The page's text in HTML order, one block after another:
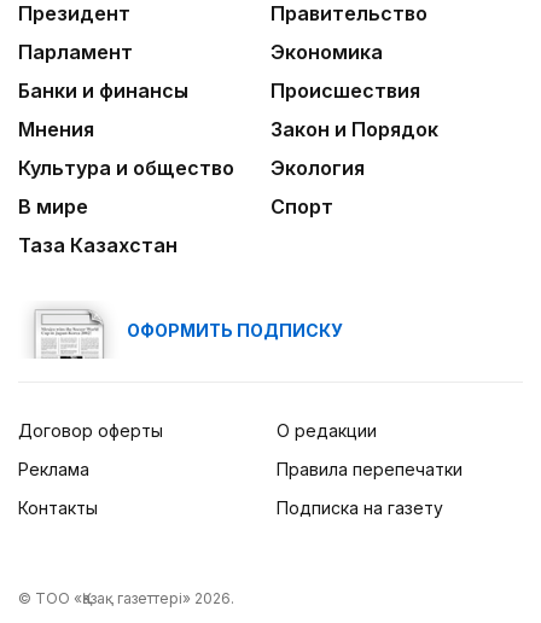
Президент
Правительство
Парламент
Экономика
Банки и финансы
Происшествия
Мнения
Закон и Порядок
Культура и общество
Экология
В мире
Спорт
Таза Казахстан
ОФОРМИТЬ ПОДПИСКУ
Договор оферты
Реклама
Контакты
О редакции
Правила перепечатки
Подписка на газету
© ТОО «Қазақ газеттері» 2026.